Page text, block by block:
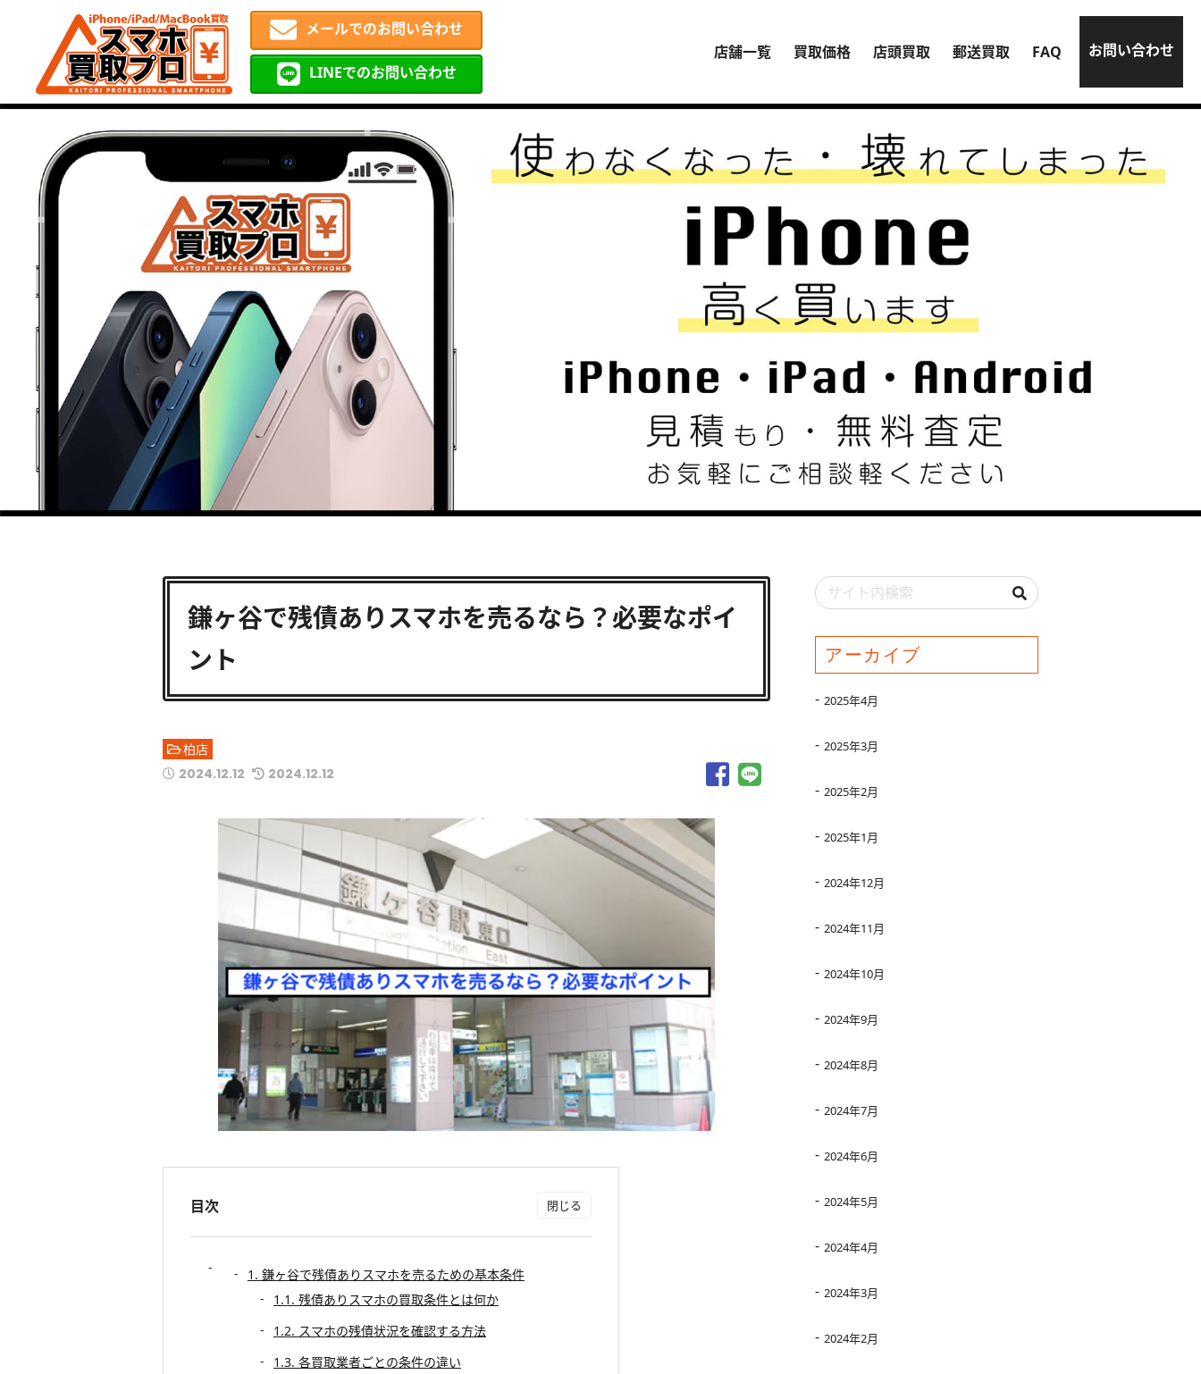
メールでのお問い合わせ
LINEでのお問い合わせ
店舗一覧 買取価格 店頭買取 郵送買取 FAQ お問い合わせ
鎌ヶ谷で残債ありスマホを売るなら？必要なポイ
ント
柏店
2024.12.12 2024.12.12
目次
1. 鎌ヶ谷で残債ありスマホを売るための基本条件
1.1. 残債ありスマホの買取条件とは何か
1.2. スマホの残債状況を確認する方法
1.3. 各買取業者ごとの条件の違い
アーカイブ
2025年4月
2025年3月
2025年2月
2025年1月
2024年12月
2024年11月
2024年10月
2024年9月
2024年8月
2024年7月
2024年6月
2024年5月
2024年4月
2024年3月
2024年2月